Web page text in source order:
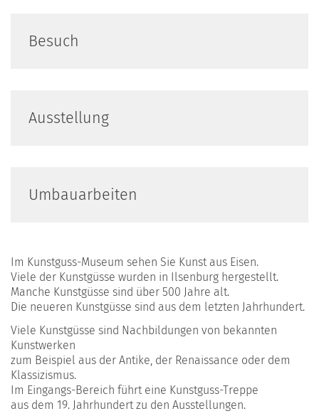
Besuch
Ausstellung
Umbauarbeiten
Im Kunstguss-Museum sehen Sie Kunst aus Eisen.
Viele der Kunstgüsse wurden in Ilsenburg hergestellt.
Manche Kunstgüsse sind über 500 Jahre alt.
Die neueren Kunstgüsse sind aus dem letzten Jahrhundert.
Viele Kunstgüsse sind Nachbildungen von bekannten
Kunstwerken
zum Beispiel aus der Antike, der Renaissance oder dem
Klassizismus.
Im Eingangs-Bereich führt eine Kunstguss-Treppe
aus dem 19. Jahrhundert zu den Ausstellungen.